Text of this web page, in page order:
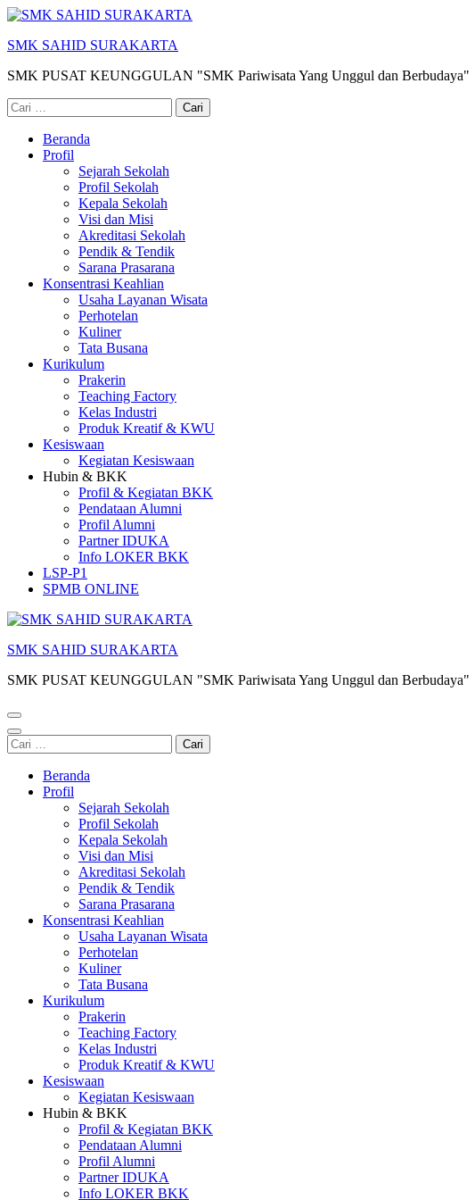
Lompat
konten
Enter)
SMK SAHID SURAKARTA
SMK PUSAT KEUNGGULAN "SMK Pariwisata Yang Unggul dan Berbudaya"
Cari
untuk:
Beranda
Profil
Sejarah Sekolah
Profil Sekolah
Kepala Sekolah
Visi dan Misi
Akreditasi Sekolah
Pendik & Tendik
Sarana Prasarana
Konsentrasi Keahlian
Usaha Layanan Wisata
Perhotelan
Kuliner
Tata Busana
Kurikulum
Prakerin
Teaching Factory
Kelas Industri
Produk Kreatif & KWU
Kesiswaan
Kegiatan Kesiswaan
Hubin & BKK
Profil & Kegiatan BKK
Pendataan Alumni
Profil Alumni
Partner IDUKA
Info LOKER BKK
LSP-P1
SPMB ONLINE
SMK SAHID SURAKARTA
SMK PUSAT KEUNGGULAN "SMK Pariwisata Yang Unggul dan Berbudaya"
Cari
untuk:
Beranda
Profil
Sejarah Sekolah
Profil Sekolah
Kepala Sekolah
Visi dan Misi
Akreditasi Sekolah
Pendik & Tendik
Sarana Prasarana
Konsentrasi Keahlian
Usaha Layanan Wisata
Perhotelan
Kuliner
Tata Busana
Kurikulum
Prakerin
Teaching Factory
Kelas Industri
Produk Kreatif & KWU
Kesiswaan
Kegiatan Kesiswaan
Hubin & BKK
Profil & Kegiatan BKK
Pendataan Alumni
Profil Alumni
Partner IDUKA
Info LOKER BKK